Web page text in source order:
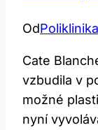
Od
Cate
vzbudila v
možné
nyní